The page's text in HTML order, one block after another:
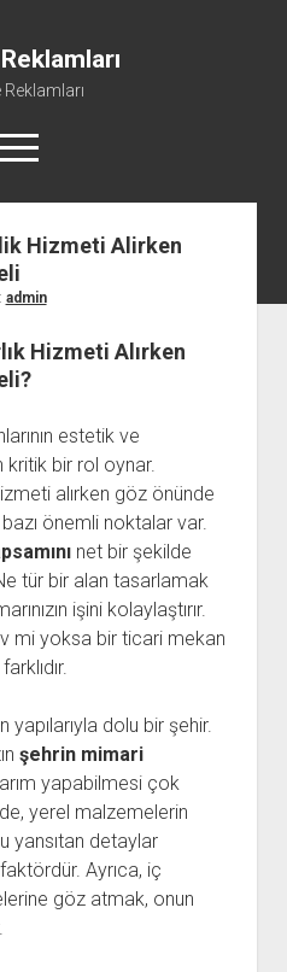
Reklamları
Hizmeti Alirken
admin
Hizmeti Alırken
estetik ve
kritik bir rol oynar.
alırken göz önünde
önemli noktalar var.
net bir şekilde
tür bir alan tasarlamak
işini kolaylaştırır.
mi yoksa bir ticari mekan
dolu bir şehir.
şehrin mimari
yapabilmesi çok
yerel malzemelerin
yansıtan detaylar
Ayrıca, iç
göz atmak, onun